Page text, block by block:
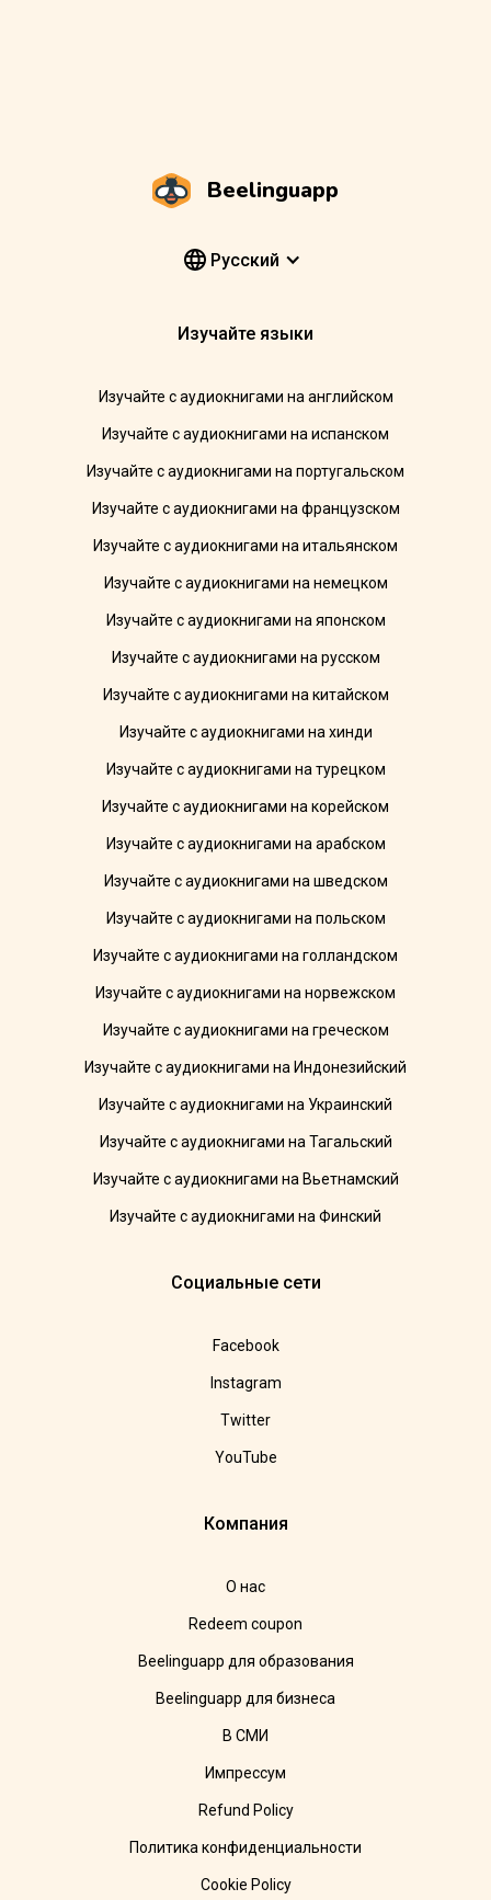
Beelinguapp
Pусский
Изучайте языки
Изучайте с аудиокнигами на английском
Изучайте с аудиокнигами на испанском
Изучайте с аудиокнигами на португальском
Изучайте с аудиокнигами на французском
Изучайте с аудиокнигами на итальянском
Изучайте с аудиокнигами на немецком
Изучайте с аудиокнигами на японском
Изучайте с аудиокнигами на русском
Изучайте с аудиокнигами на китайском
Изучайте с аудиокнигами на хинди
Изучайте с аудиокнигами на турецком
Изучайте с аудиокнигами на корейском
Изучайте с аудиокнигами на арабском
Изучайте с аудиокнигами на шведском
Изучайте с аудиокнигами на польском
Изучайте с аудиокнигами на голландском
Изучайте с аудиокнигами на норвежском
Изучайте с аудиокнигами на греческом
Изучайте с аудиокнигами на Индонезийский
Изучайте с аудиокнигами на Украинский
Изучайте с аудиокнигами на Тагальский
Изучайте с аудиокнигами на Вьетнамский
Изучайте с аудиокнигами на Финский
Социальные сети
Facebook
Instagram
Twitter
YouTube
Компания
О нас
Redeem coupon
Beelinguapp для образования
Beelinguapp для бизнеса
В СМИ
Импрессум
Refund Policy
Политика конфиденциальности
Cookie Policy